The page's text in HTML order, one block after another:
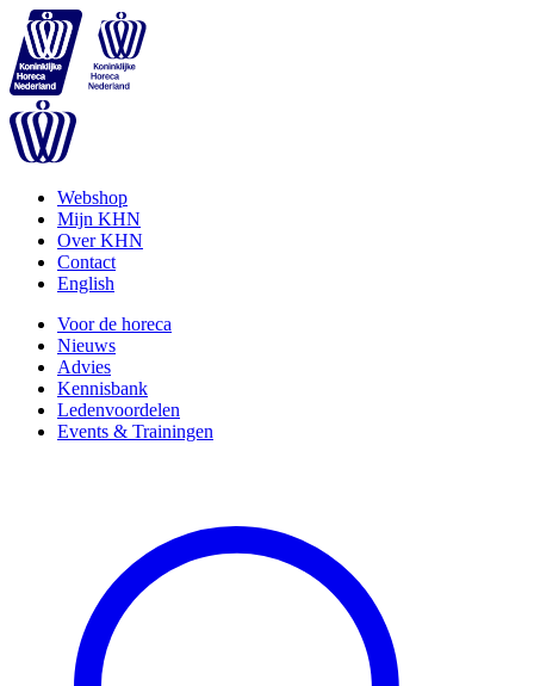
Webshop
Mijn KHN
Over KHN
Contact
English
Voor de horeca
Nieuws
Advies
Kennisbank
Ledenvoordelen
Events & Trainingen